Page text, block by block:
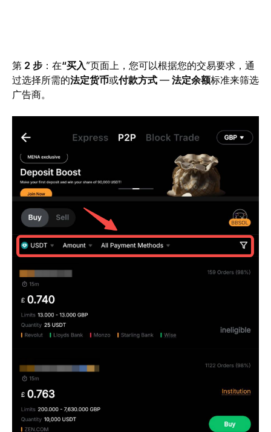
第 2 步 ：在“买入”页面上，您可以根据您的交易要求，通
过选择所需的法定货币或付款方式 — 法定余额标准来筛选
广告商。